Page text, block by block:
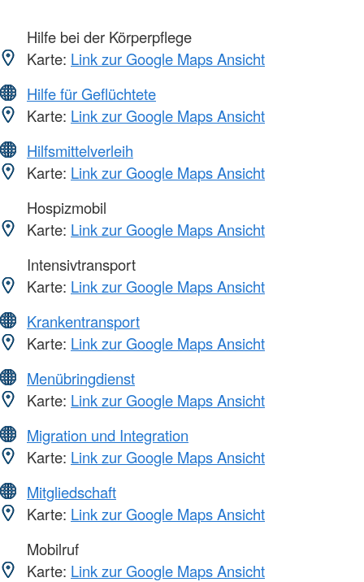
Hilfe bei der Körperpflege
Karte: Link zur Google Maps Ansicht
Hilfe für Geflüchtete
Karte: Link zur Google Maps Ansicht
Hilfsmittelverleih
Karte: Link zur Google Maps Ansicht
Hospizmobil
Karte: Link zur Google Maps Ansicht
Intensivtransport
Karte: Link zur Google Maps Ansicht
Krankentransport
Karte: Link zur Google Maps Ansicht
Menübringdienst
Karte: Link zur Google Maps Ansicht
Migration und Integration
Karte: Link zur Google Maps Ansicht
Mitgliedschaft
Karte: Link zur Google Maps Ansicht
Mobilruf
Karte: Link zur Google Maps Ansicht